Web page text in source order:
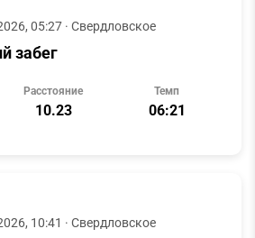
05:27 · Свердловское
забег
Расстояние
10.23
Темп
06:21
10:41 · Свердловское